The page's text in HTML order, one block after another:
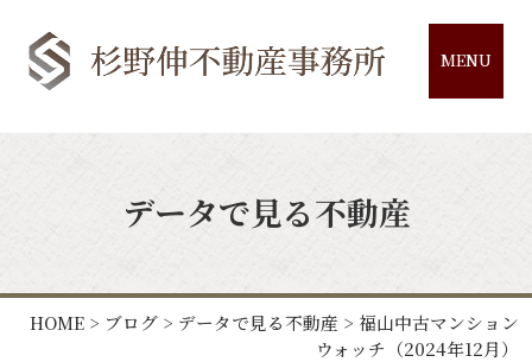
MENU
データで見る不動産
HOME> ブログ> データで見る不動産 > 福山中古マンション
ウォッチ（2024年12月）